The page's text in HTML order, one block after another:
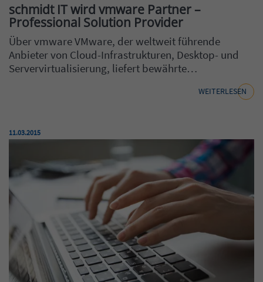
schmidt IT wird vmware Partner –
Professional Solution Provider
Über vmware VMware, der weltweit führende
Anbieter von Cloud-Infrastrukturen, Desktop- und
Servervirtualisierung, liefert bewährte…
WEITERLESEN
Veröffentlicht am:
11.03.2015